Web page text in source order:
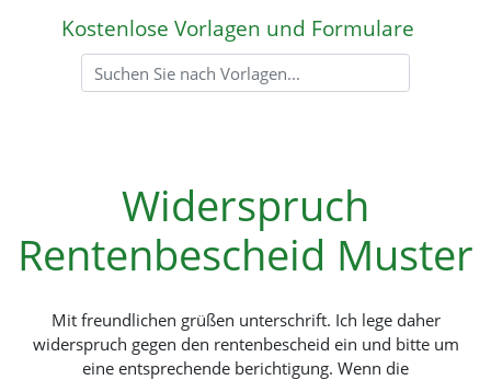
Kostenlose Vorlagen und Formulare
Widerspruch
Rentenbescheid Muster
Mit freundlichen grüßen unterschrift. Ich lege daher
widerspruch gegen den rentenbescheid ein und bitte um
eine entsprechende berichtigung. Wenn die